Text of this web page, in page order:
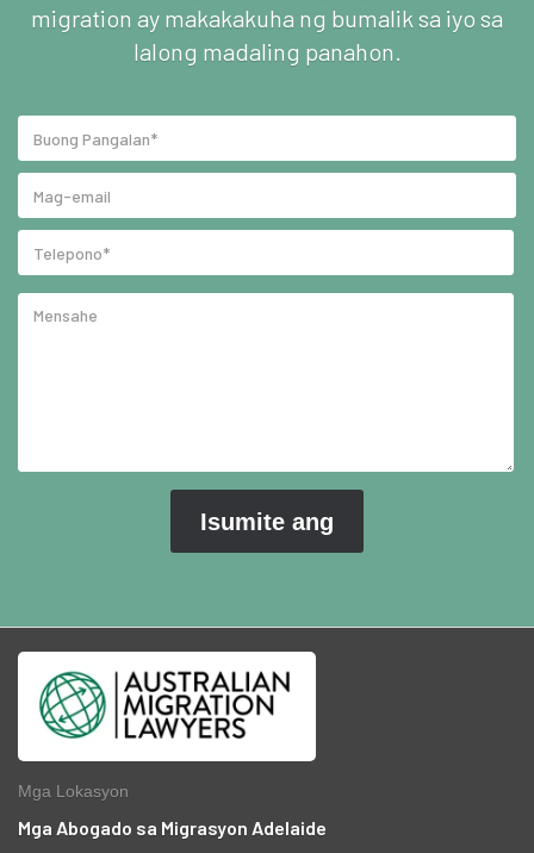
migration ay makakakuha ng bumalik sa iyo sa
lalong madaling panahon.
Mga Lokasyon
Mga Abogado sa Migrasyon Adelaide